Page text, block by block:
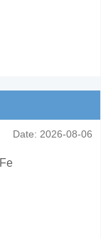
Date: 2026-08-06